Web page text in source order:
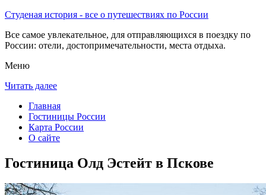
Студеная история - все о путешествиях по России
Все самое увлекательное, для отправляющихся в поездку по
России: отели, достопримечательности, места отдыха.
Меню
Читать далее
Главная
Гостиницы России
Карта России
О сайте
Гостиница Олд Эстейт в Пскове